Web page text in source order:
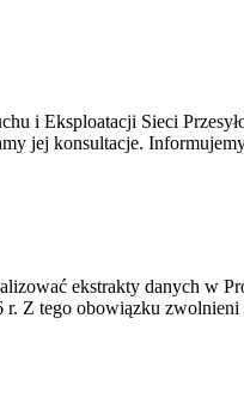
i Eksploatacji Sieci
jej konsultacje.
ekstrakty danych w
Z tego obowiązku